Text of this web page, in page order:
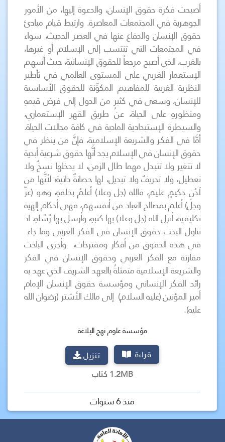
أصبحت فكرة حقوق الإنسان، والدعوة إليها، من الأمور
الجوهرية في المجتمعات المعاصرة. وارتبط قيام مبادئ
حقوق الإنسان والدفاع عنها في العصر الحديث، سواء
في المجتمعات التي تنتسب إلى الإسلام أو غيرها،
بالغرب، الذي أصبح مرجعاً للحقوق الإنسانية، حيث أسهم
الإستعمار الغربي على المستوى العالمي في تأطير
النظرية الغربية للمفاهيم المكوِّنة للحقوق الأساسية
للإنسان، وسعى في كثيرٍ من الدول إلى فرض قيمهِ
ومنظورهِ على الحياة، عن طريق القهر الإستعماري،
والسيطرة الإستبدادية المادية في كافة مجالات الحياة.
أمَّا في الفكر والشريعة الإسلامية، فإنَّ من ينظر في
حقوق الإنسان في الإسلام يجد أنَّها حقوق شرعية أبدية
لا تتغير ولا تتبدل مهما طال الزمن، لا يدخلها نسخٌ ولا
تعطيل، ولا تحريفٌ ولا تبديل، لها حصانةٌ ذاتية؛ لأنَّها من
لَدُنِ حكيمٍ عليم، فالله (جل وعلا) أعلمُ بخلقهِ، وهو (عزّ
وجل) أعلم بمصالح العباد من أنفسهم، فهي أحكام إلهية
تكليفية، أنزل الله (جل وعلا) بها كتبهِ، وأرسل بها رُسُلهِ. اذ
تناول البحث حقوق الإنسان في الفكر الغربي وما جاء
في هذه الحقوق من أفكار ومقترحات، وأجرى الباحث
مقارنة مع الفكر الغربي وحقوق الإنسان في الفكر
والشريعة الإسلامية متمثلةً بالعهد الشريف الذي عهد به
رائد الفكر الإنساني ومؤسسة حقوق الإنسان الإمام
أمير المؤنين (عليه السلام) إلى مالك الأشتر (رضوان الله
عليه).
مؤسسة علوم نهج البلاغة
قراءة
تنزيل
1.2MB كتاب
منذ 6 سنوات